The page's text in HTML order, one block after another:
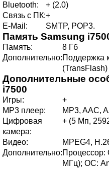
Bluetooth:
+ (2.0)
Связь с ПК:+
E-Mail:
SMTP, POP3.
Память Samsung
Память:
8 Гб
Дополнительно:Поддержка
Дополнительные
i7500
Игры:
+
MP3 плеер:
MP3, AAC,
Цифровая
камера:
+ (5 Мп,
Видео:
MPEG4,
Дополнительно:Процессор:
МГц); ОС: